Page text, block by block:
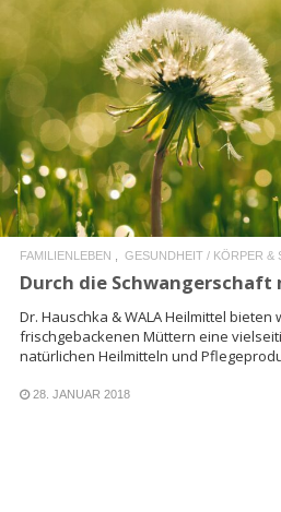
READ
FAMILIENLEBEN GESUNDHEIT / KÖRPER &
Durch die Schwangerschaft
Dr. Hauschka & WALA Heilmittel
frischgebackenen Müttern eine
natürlichen Heilmitteln und
28. JANUAR 2018